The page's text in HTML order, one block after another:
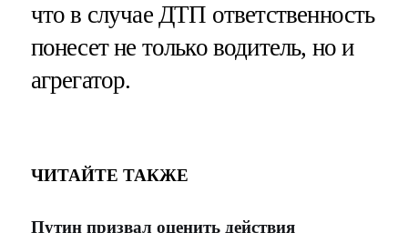
что в случае ДТП ответственность
понесет не только водитель, но и
агрегатор.
ЧИТАЙТЕ ТАКЖЕ
Путин призвал оценить действия